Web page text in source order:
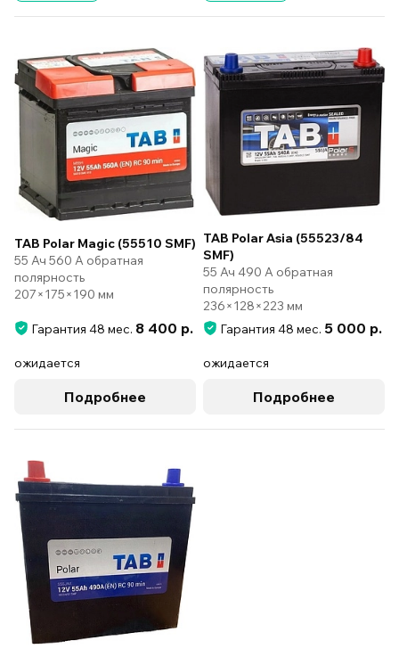
TAB Polar Magic (55510 SMF)
55 Ач 560 А обратная
полярность
207×175×190 мм
Гарантия 48 мес. 8 400 р.
ожидается
Подробнее
TAB Polar Asia (55523/84
SMF)
55 Ач 490 А обратная
полярность
236×128×223 мм
Гарантия 48 мес. 5 000 р.
ожидается
Подробнее